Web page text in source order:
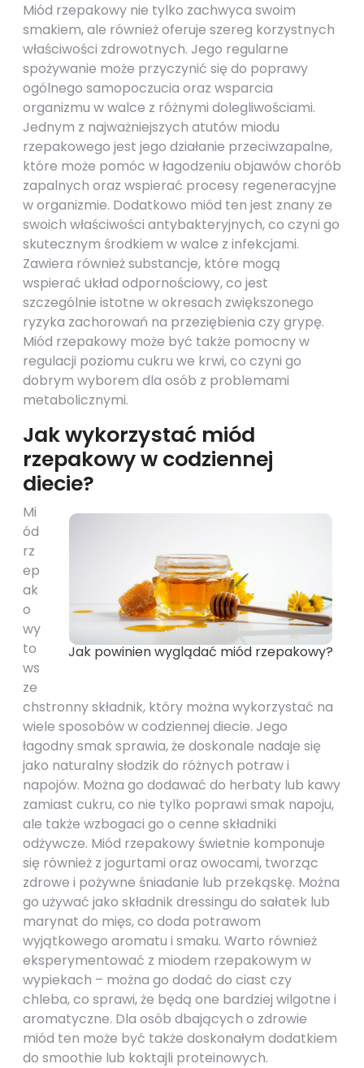
Miód rzepakowy nie tylko zachwyca swoim
smakiem, ale również oferuje szereg korzystnych
właściwości zdrowotnych. Jego regularne
spożywanie może przyczynić się do poprawy
ogólnego samopoczucia oraz wsparcia
organizmu w walce z różnymi dolegliwościami.
Jednym z najważniejszych atutów miodu
rzepakowego jest jego działanie przeciwzapalne,
które może pomóc w łagodzeniu objawów chorób
zapalnych oraz wspierać procesy regeneracyjne
w organizmie. Dodatkowo miód ten jest znany ze
swoich właściwości antybakteryjnych, co czyni go
skutecznym środkiem w walce z infekcjami.
Zawiera również substancje, które mogą
wspierać układ odpornościowy, co jest
szczególnie istotne w okresach zwiększonego
ryzyka zachorowań na przeziębienia czy grypę.
Miód rzepakowy może być także pomocny w
regulacji poziomu cukru we krwi, co czyni go
dobrym wyborem dla osób z problemami
metabolicznymi.
Jak wykorzystać miód
rzepakowy w codziennej
diecie?
Jak powinien wyglądać miód rzepakowy?
Mi
ód
rz
ep
ak
o
wy
to
ws
ze
chstronny składnik, który można wykorzystać na
wiele sposobów w codziennej diecie. Jego
łagodny smak sprawia, że doskonale nadaje się
jako naturalny słodzik do różnych potraw i
napojów. Można go dodawać do herbaty lub kawy
zamiast cukru, co nie tylko poprawi smak napoju,
ale także wzbogaci go o cenne składniki
odżywcze. Miód rzepakowy świetnie komponuje
się również z jogurtami oraz owocami, tworząc
zdrowe i pożywne śniadanie lub przekąskę. Można
go używać jako składnik dressingu do sałatek lub
marynat do mięs, co doda potrawom
wyjątkowego aromatu i smaku. Warto również
eksperymentować z miodem rzepakowym w
wypiekach – można go dodać do ciast czy
chleba, co sprawi, że będą one bardziej wilgotne i
aromatyczne. Dla osób dbających o zdrowie
miód ten może być także doskonałym dodatkiem
do smoothie lub koktajli proteinowych.